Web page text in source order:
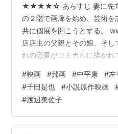
★★★★☆ あらすじ 妻に先立
の２階で画廊を始め、芸術を
共に個展を開こうとする。
店店主の父親とその娘、そ
れの恋愛がコミカルに描かれ
ートに関わる人が多いせいか
的で軽やかなのが印象的だ。
げられるコメディシーンは今
れぞれの恋愛はそんなにガ
が付けばいつの間にか当の
#映画 #邦画 #中平康 #左
#千田是也 #小説原作映画
#渡辺美佐子